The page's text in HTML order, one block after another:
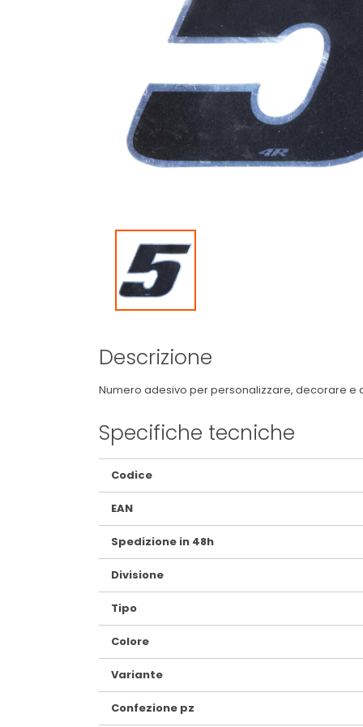
Descrizione
Numero adesivo per personalizzare, decorare e
Specifiche tecniche
Maggiori
Informazioni
Codice
EAN
Spedizione in 48h
Divisione
Tipo
Colore
Variante
Confezione pz